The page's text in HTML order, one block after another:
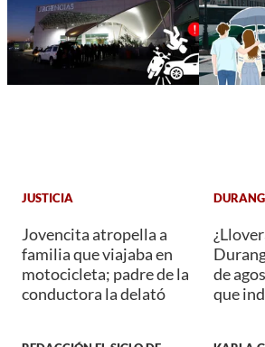
JUSTICIA
Jovencita atropella a
familia que viajaba en
motocicleta; padre de la
conductora la delató
de
que